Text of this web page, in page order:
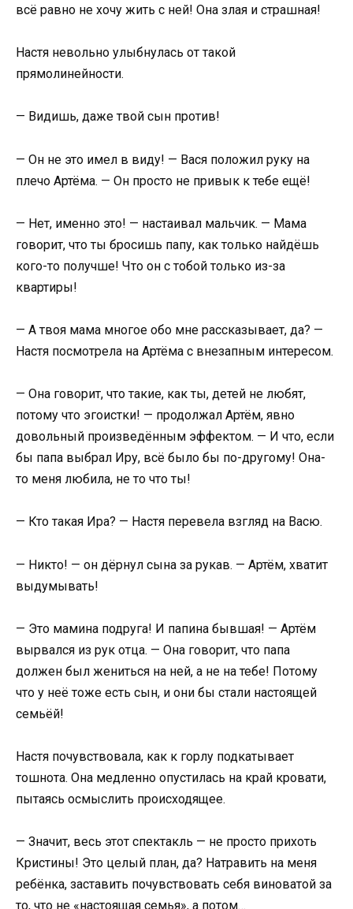
всё равно не хочу жить с ней! Она злая и страшная!
Настя невольно улыбнулась от такой
прямолинейности.
— Видишь, даже твой сын против!
— Он не это имел в виду! — Вася положил руку на
плечо Артёма. — Он просто не привык к тебе ещё!
— Нет, именно это! — настаивал мальчик. — Мама
говорит, что ты бросишь папу, как только найдёшь
кого-то получше! Что он с тобой только из-за
квартиры!
— А твоя мама многое обо мне рассказывает, да? —
Настя посмотрела на Артёма с внезапным интересом.
— Она говорит, что такие, как ты, детей не любят,
потому что эгоистки! — продолжал Артём, явно
довольный произведённым эффектом. — И что, если
бы папа выбрал Иру, всё было бы по-другому! Она-
то меня любила, не то что ты!
— Кто такая Ира? — Настя перевела взгляд на Васю.
— Никто! — он дёрнул сына за рукав. — Артём, хватит
выдумывать!
— Это мамина подруга! И папина бывшая! — Артём
вырвался из рук отца. — Она говорит, что папа
должен был жениться на ней, а не на тебе! Потому
что у неё тоже есть сын, и они бы стали настоящей
семьёй!
Настя почувствовала, как к горлу подкатывает
тошнота. Она медленно опустилась на край кровати,
пытаясь осмыслить происходящее.
— Значит, весь этот спектакль — не просто прихоть
Кристины! Это целый план, да? Натравить на меня
ребёнка, заставить почувствовать себя виноватой за
то, что не «настоящая семья», а потом…